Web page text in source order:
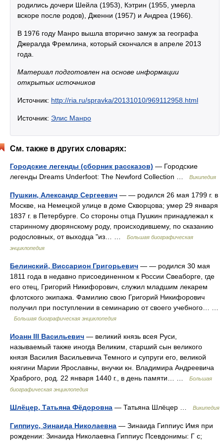
родились дочери Шейла (1953), Кэтрин (1955, умерла
вскоре после родов), Дженни (1957) и Андреа (1966).
В 1976 году Манро вышла вторично замуж за географа
Джералда Фремлина, который скончался в апреле 2013
года.
Материал подготовлен на основе информации
открытых источников
Источник: http://ria.ru/spravka/20131010/969112958.html
Источник: Элис Манро
См. также в других словарях:
Городские легенды (сборник рассказов) — Городские
легенды Dreams Underfoot: The Newford Collection …
Википедия
Пушкин, Александр Сергеевич — — родился 26 мая 1799 г. в
Москве, на Немецкой улице в доме Скворцова; умер 29 января
1837 г. в Петербурге. Со стороны отца Пушкин принадлежал к
старинному дворянскому роду, происходившему, по сказанию
родословных, от выходца "из… …
Большая биографическая
энциклопедия
Белинский, Виссарион Григорьевич — — родился 30 мая
1811 года в недавно присоединенном к России Свеаборге, где
его отец, Григорий Никифорович, служил младшим лекарем
флотского экипажа. Фамилию свою Григорий Никифорович
получил при поступлении в семинарию от своего учебного… …
Большая биографическая энциклопедия
Иоанн III Васильевич — великий князь всея Руси,
называемый также иногда Великим, старший сын великого
князя Василия Васильевича Темного и супруги его, великой
княгини Марии Ярославны, внучки кн. Владимира Андреевича
Храброго, род. 22 января 1440 г., в день памяти… …
Большая
биографическая энциклопедия
Шлёцер, Татьяна Фёдоровна — Татьяна Шлёцер … Википедия
Гиппиус, Зинаида Николаевна — Зинаида Гиппиус Имя при
рождении: Зинаида Николаевна Гиппиус Псевдонимы: Г с;